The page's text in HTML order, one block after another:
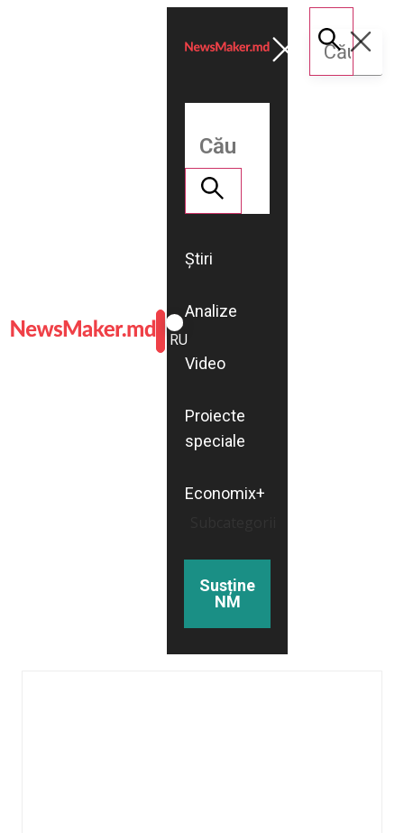
ROMÂNĂ
RU
Știri
Analize
Video
Proiecte
speciale
Economix+
Susține
NM